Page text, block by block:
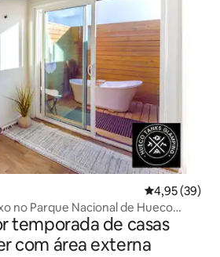
4,95 de uma
4,95 (39)
no Parque Nacional de Hueco
temporada de casas
com área externa